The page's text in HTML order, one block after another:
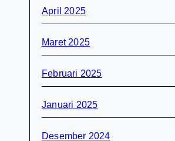
April 2025
Maret 2025
Februari 2025
Januari 2025
Desember 2024